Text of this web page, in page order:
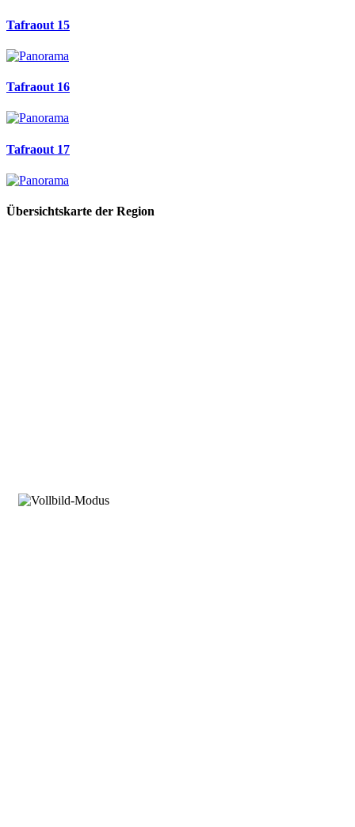
Tafraout 15
Tafraout 16
Tafraout 17
Übersichtskarte der Region